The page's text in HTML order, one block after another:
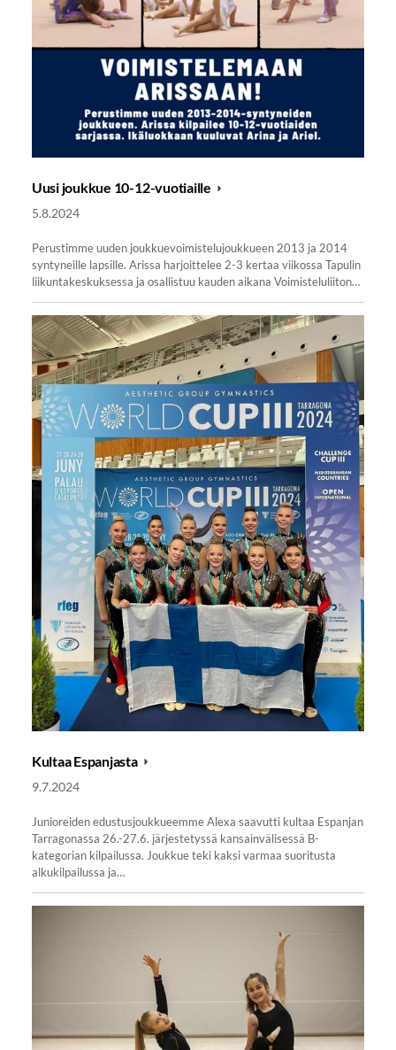
Uusi joukkue 10-12-vuotiaille
5.8.2024
Perustimme uuden joukkuevoimistelujoukkueen 2013 ja 2014
syntyneille lapsille. Arissa harjoittelee 2-3 kertaa viikossa Tapulin
liikuntakeskuksessa ja osallistuu kauden aikana Voimisteluliiton…
Kultaa Espanjasta
9.7.2024
Junioreiden edustusjoukkueemme Alexa saavutti kultaa Espanjan
Tarragonassa 26.-27.6. järjestetyssä kansainvälisessä B-
kategorian kilpailussa. Joukkue teki kaksi varmaa suoritusta
alkukilpailussa ja…